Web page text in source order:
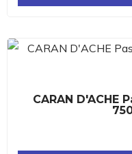
CARAN D'ACHE